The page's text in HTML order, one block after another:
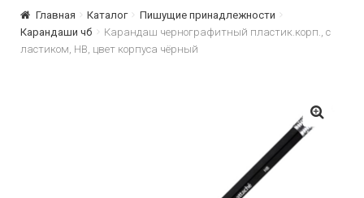
Главная Каталог
Пишущие принадлежности
Карандаши чб
Карандаш чернографитный плаcтик.корп., с
ластиком, HB, цвет корпуса чёрный